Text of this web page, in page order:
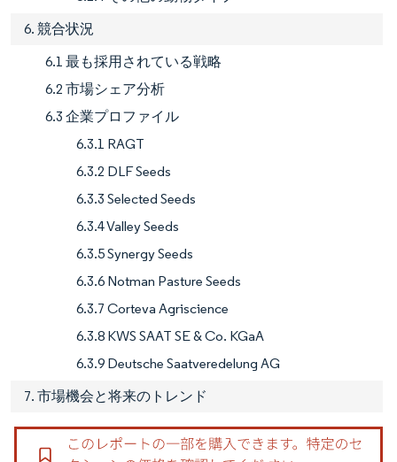
6. 競合状況
6.1 最も採用されている戦略
6.2 市場シェア分析
6.3 企業プロファイル
6.3.1 RAGT
6.3.2 DLF Seeds
6.3.3 Selected Seeds
6.3.4 Valley Seeds
6.3.5 Synergy Seeds
6.3.6 Notman Pasture Seeds
6.3.7 Corteva Agriscience
6.3.8 KWS SAAT SE & Co. KGaA
6.3.9 Deutsche Saatveredelung AG
7. 市場機会と将来のトレンド